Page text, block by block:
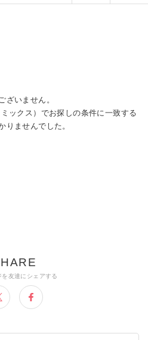
ざいません。
ックス）でお探しの条件に一致する
りませんでした。